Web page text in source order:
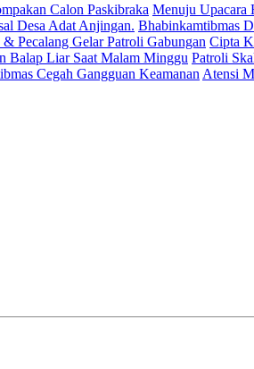
Menuju Upacara
Bhabinkamtibmas
Cipta
Patroli
Atensi